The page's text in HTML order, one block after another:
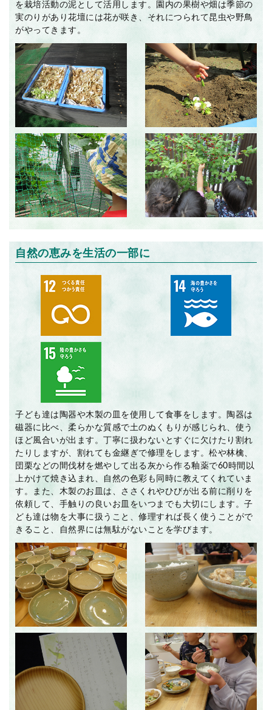
を栽培活動の泥として活用します。園内の果樹や畑は季節の
実のりがあり花壇には花が咲き、それにつられて昆虫や野鳥
がやってきます。
自然の恵みを生活の一部に
子ども達は陶器や木製の皿を使用して食事をします。陶器は
磁器に比べ、柔らかな質感で土のぬくもりが感じられ、使う
ほど風合いが出ます。丁寧に扱わないとすぐに欠けたり割れ
たりしますが、割れても金継ぎで修理をします。松や林檎、
団栗などの間伐材を燃やして出る灰から作る釉薬で60時間以
上かけて焼き込まれ、自然の色彩も同時に教えてくれていま
す。また、木製のお皿は、ささくれやひびが出る前に削りを
依頼して、手触りの良いお皿をいつまでも大切にします。子
ども達は物を大事に扱うこと、修理すれば長く使うことがで
きること、自然界には無駄がないことを学びます。